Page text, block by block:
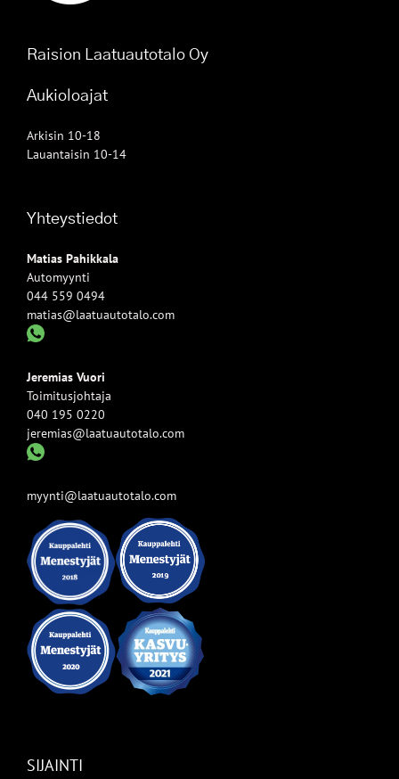
Raision Laatuautotalo Oy
Aukioloajat
Arkisin 10-18
Lauantaisin 10-14
Yhteystiedot
Matias Pahikkala
Automyynti
044 559 0494
matias@laatuautotalo.com
Jeremias Vuori
Toimitusjohtaja
040 195 0220
jeremias@laatuautotalo.com
myynti@laatuautotalo.com
SIJAINTI